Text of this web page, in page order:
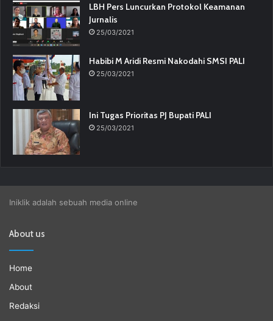
LBH Pers Luncurkan Protokol Keamanan
Jurnalis
25/03/2021
Habibi M Aridi Resmi Nakodahi SMSI PALI
25/03/2021
Ini Tugas Prioritas PJ Bupati PALI
25/03/2021
Iniklik adalah sebuah media online
About us
Home
About
Redaksi